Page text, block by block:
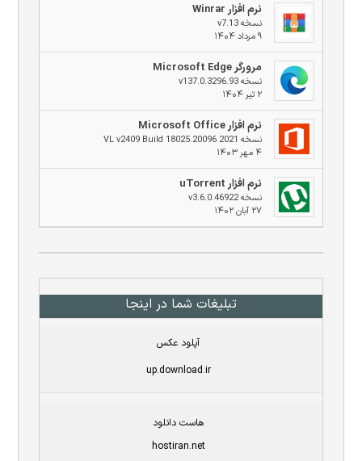
نرم افزار Winrar
نسخه v7.13
۹ مرداد ۱۴۰۴
مرورگر Microsoft Edge
نسخه v137.0.3296.93
۲ تیر ۱۴۰۴
نرم افزار Microsoft Office
نسخه 2021 VL v2409 Build 18025.20096
۴ مهر ۱۴۰۳
نرم افزار uTorrent
نسخه v3.6.0.46922
۲۷ آبان ۱۴۰۲
تبلیغات شما در اینجا
آپلود عکس
up.download.ir
هاست دانلود
hostiran.net